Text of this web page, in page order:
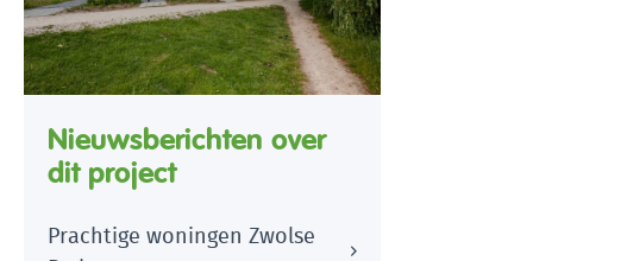
Nieuwsberichten over
dit project
Prachtige woningen Zwolse